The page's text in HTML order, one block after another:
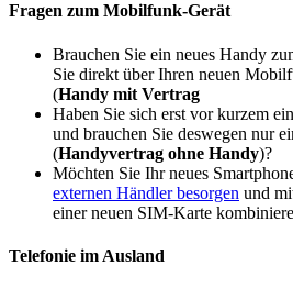
Fragen zum Mobilfunk-Gerät
Brauchen Sie ein neues Handy
Sie direkt über Ihren neuen
(Handy mit Vertrag
Haben Sie sich erst vor kurzem
und brauchen Sie deswegen nur
(Handyvertrag ohne Handy)?
Möchten Sie Ihr neues
externen Händler besorgen und
einer neuen SIM-Karte
Telefonie im Ausland